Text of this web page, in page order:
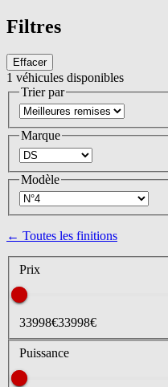
Filtres
Effacer
1 véhicules disponibles
Trier par
Marque
Modèle
← Toutes les finitions
Prix
33998€33998€
Puissance